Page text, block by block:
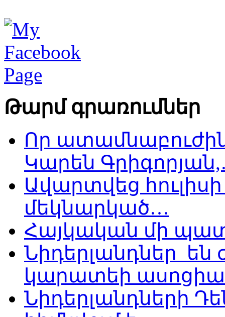
Թարմ գրառումներ
Որ
Կարեն
Ավարտվեց
մեկնարկած…
Հայկական մի
Նիդերլանդներ
կարատեի
Նիդերլանդների